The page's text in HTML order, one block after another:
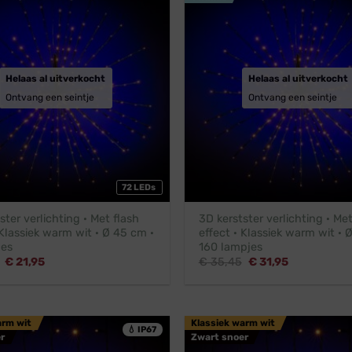
72 LEDs
Helaas al uitverkocht
Ontvang een seintje
verlichting · Met flash
warm wit · Ø 45 cm ·
Oorspronkelijke
€21,95Huidige
Helaas al uitverkocht
Ontvang een seintje
3D kerstster verlichting ·
effect · Klassiek warm wit ·
160 lampjes
€35,45 Oorspronkelijke
€31,95Huidige
💧 IP67
wit
Klassiek warm wit
Zwart snoer